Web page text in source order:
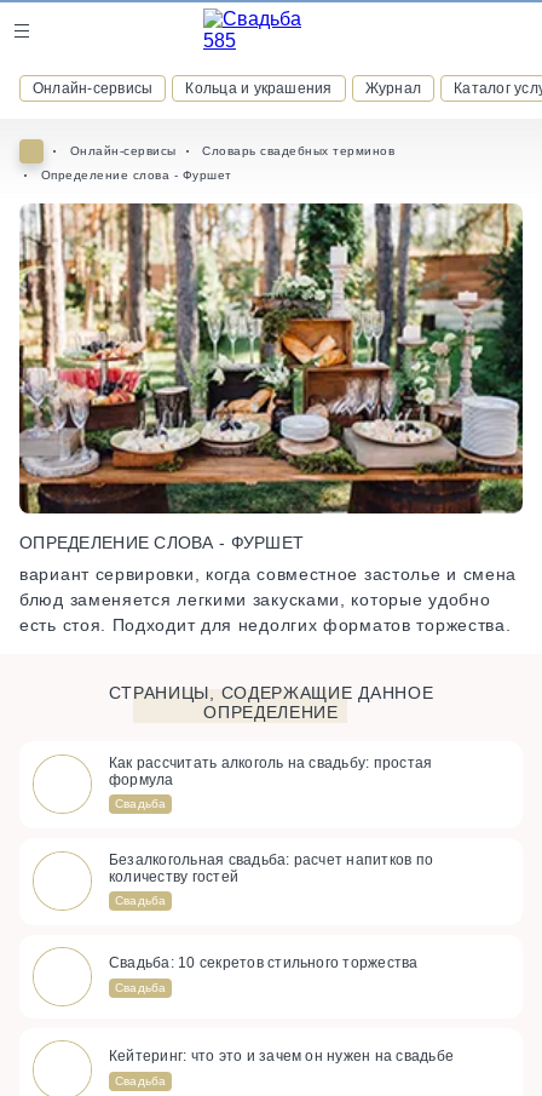
Онлайн-сервисы Кольца и украшения Журнал Каталог
ВСТУПАЙТЕ В КЛУБ ПРИВИЛЕГИЙ
присоединяйтесь к закрытому сообществу и получайте
скидки и бонусы за участие
РЕГИСТРАЦИЯ
Онлайн-сервисы
Словарь свадебных терминов
Определение слова - Фуршет
ОПРЕДЕЛЕНИЕ СЛОВА - ФУРШЕТ
вариант сервировки, когда совместное застолье и смена
блюд заменяется легкими закусками, которые удобно
есть стоя. Подходит для недолгих форматов торжества.
СТРАНИЦЫ, СОДЕРЖАЩИЕ ДАННОЕ
ОПРЕДЕЛЕНИЕ
Как рассчитать алкоголь на свадьбу: простая
формула
Свадьба
Безалкогольная свадьба: расчет напитков по
количеству гостей
Свадьба
Свадьба: 10 секретов стильного торжества
Свадьба
Кейтеринг: что это и зачем он нужен на свадьбе
Свадьба